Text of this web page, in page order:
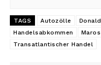
TAGS Autozölle
Handelsabkommen
Transatlantischer Handel